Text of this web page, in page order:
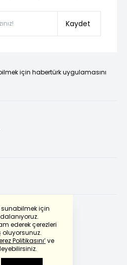
için
ederek çerezleri
oluyorsunuz.
Politikasını’ve
Kaydet
için habertürk uygulamasını
Translate
kullanılmıştır.